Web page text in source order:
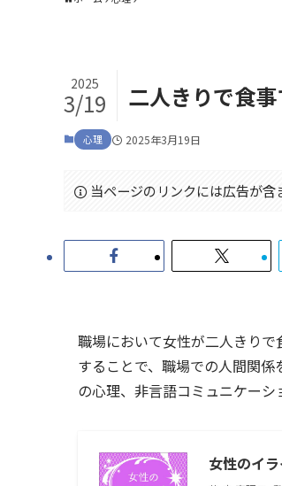
二人きりで食
2025
3/19
心理 2025年3月19日
当ページのリンクには広告が含
職場において女性が二人きり
することで、職場での人間関
の心理、非言語コミュニケーシ
女性のイ